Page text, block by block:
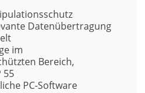
Datenübertragung
im
Bereich,
55
PC-Software